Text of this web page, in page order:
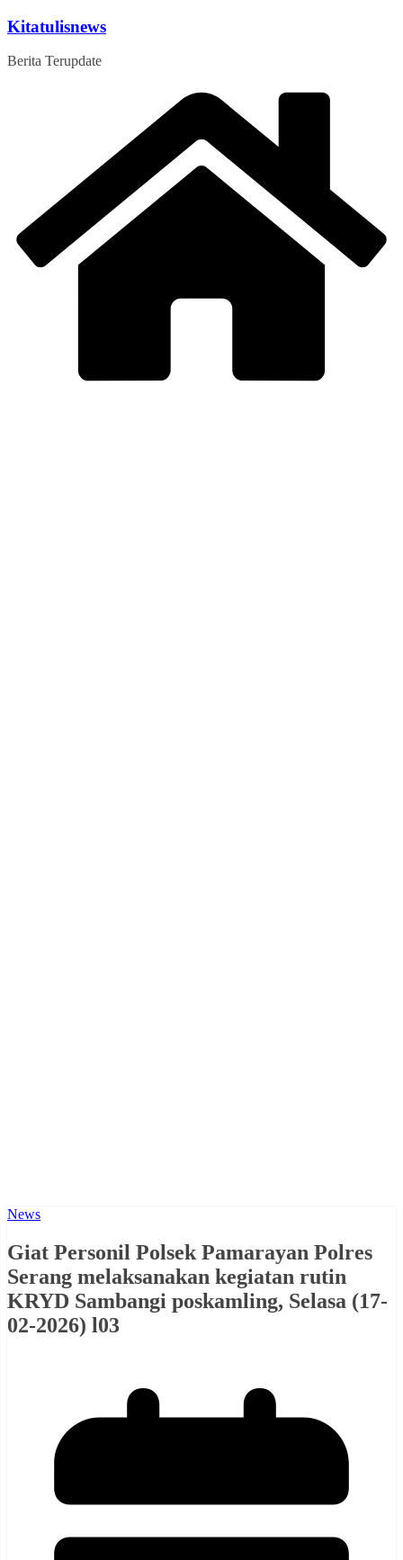
Skip
content
Kitatulisnews
Berita Terupdate
News
Giat Personil Polsek Pamarayan Polres
Serang melaksanakan kegiatan rutin
KRYD Sambangi poskamling, Selasa (17-
02-2026) l03